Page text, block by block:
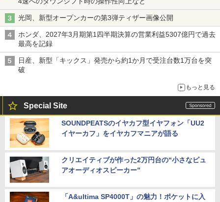
光岡、新型オープンカーの第3弾ティザー画像公開
ホンダ、2027年3月期第1四半期決算の営業利益5307億円で過去
最高を記録
日産、新型「キックス」発売から約1か月で受注台数1万台を突
破
もっと見る
Special Site
SOUNDPEATSのイヤカフ型イヤフォン「UU2
イヤーカフ」をイヤカフマニアが語る
クリエイティブが作った2万円台の“小さなピュ
アオーディオスピーカー”
「A&ultima SP4000T」の魅力！ポケットに入